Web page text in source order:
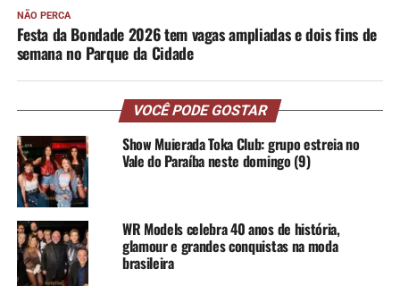
NÃO PERCA
Festa da Bondade 2026 tem vagas ampliadas e dois fins de
semana no Parque da Cidade
VOCÊ PODE GOSTAR
Show Muierada Toka Club: grupo estreia no
Vale do Paraíba neste domingo (9)
WR Models celebra 40 anos de história,
glamour e grandes conquistas na moda
brasileira